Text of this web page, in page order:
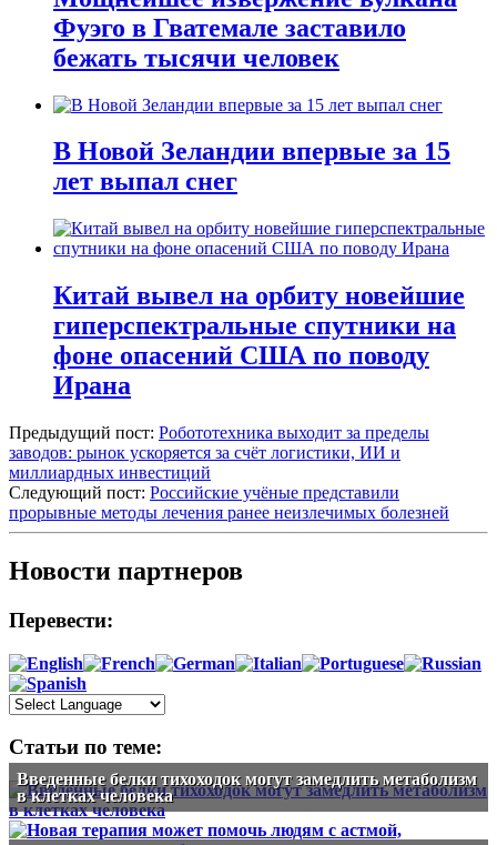
Фуэго в Гватемале заставило
бежать тысячи человек
В Новой Зеландии впервые за 15
лет выпал снег
Китай вывел на орбиту новейшие
гиперспектральные спутники на
фоне опасений США по поводу
Ирана
Предыдущий пост: Робототехника выходит за пределы
заводов: рынок ускоряется за счёт логистики, ИИ и
миллиардных инвестиций
Следующий пост: Российские учёные представили
прорывные методы лечения ранее неизлечимых болезней
Новости партнеров
Перевести:
Статьи по теме:
Введенные белки тихоходок могут замедлить метаболизм
в клетках человека